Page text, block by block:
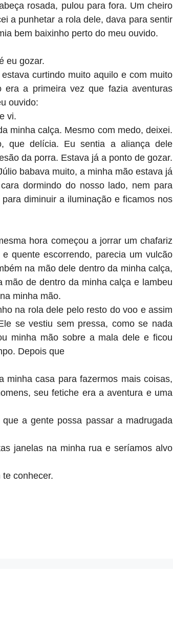
rosada, pulou para fora. Um cheiro
a punhetar a rola dele, dava para sentir
bem baixinho perto do meu ouvido.
eu gozar.
curtindo muito aquilo e com muito
a primeira vez que fazia aventuras
ouvido:
vi.
minha calça. Mesmo com medo, deixei.
que delícia. Eu sentia a aliança dele
da porra. Estava já a ponto de gozar.
babava muito, a minha mão estava já
dormindo do nosso lado, nem para
diminuir a iluminação e ficamos nos
hora começou a jorrar um chafariz
quente escorrendo, parecia um vulcão
na mão dele dentro da minha calça,
de dentro da minha calça e lambeu
minha mão.
na rola dele pelo resto do voo e assim
se vestiu sem pressa, como se nada
minha mão sobre a mala dele e ficou
Depois que
minha casa para fazermos mais coisas,
seu fetiche era a aventura e uma
a gente possa passar a madrugada
janelas na minha rua e seríamos alvo
conhecer.